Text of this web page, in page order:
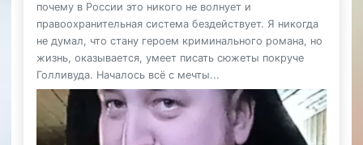
почему в России это никого не волнует и
правоохранительная система бездействует. Я никогда
не думал, что стану героем криминального романа, но
жизнь, оказывается, умеет писать сюжеты покруче
Голливуда. Началось всё с мечты...